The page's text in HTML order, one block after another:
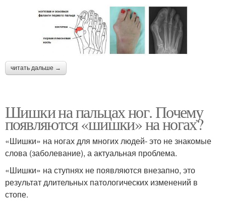
читать дальше →
Шишки на пальцах ног. Почему
появляются «шишки» на ногах?
«Шишки» на ногах для многих людей- это не знакомые
слова (заболевание), а актуальная проблема.
«Шишки» на ступнях не появляются внезапно, это
результат длительных патологических изменений в
стопе.